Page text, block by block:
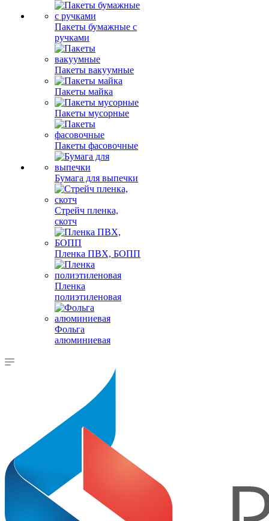
Пакеты бумажные с
ручками
Пакеты вакуумные
Пакеты майка
Пакеты мусорные
Пакеты фасовочные
Бумага для выпечки
Стрейч пленка,
скотч
Пленка ПВХ, БОПП
Пленка
полиэтиленовая
Фольга
алюминиевая